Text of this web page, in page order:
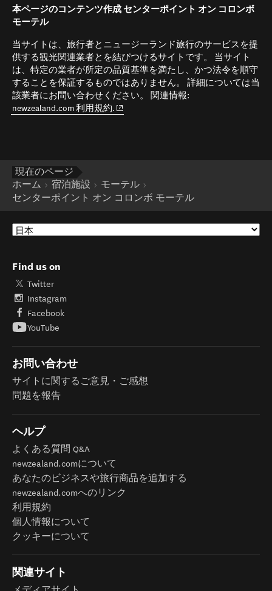
本ページのコンテンツ作成 センターポイント オン コロンボ
モーテル
当サイトは、旅行者とニュージーランド旅行のサービスを提
供する観光関連業者とを結びつけるサイトです。 当サイト
は、特定の業者が所定の品質基準を満たし、かつ法令を順守
することを保証するものではありません。 詳細については当
該業者にお問い合わせください。 関連情報:
newzealand.com 利用規約. (opens in new window)
現在のページ
ホーム
宿泊施設
モーテル
センターポイント オン コロンボ モーテル
Find us on
Twitter
Instagram
Facebook
YouTube
お問い合わせ
サイトに関するご意見・ご感想
問題を報告
ヘルプ
よくある質問 Q&A
newzealand.comについて
あなたのビジネスや旅行商品を追加する
newzealand.comへのリンク
利用規約
個人情報について
クッキーについて
関連サイト